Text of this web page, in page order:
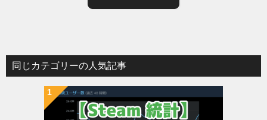
同じカテゴリーの人気記事